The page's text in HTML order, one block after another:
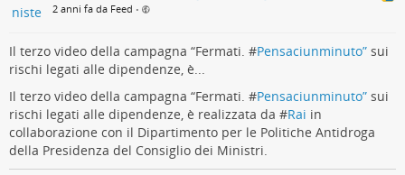
2 anni fa da Feed •
Il terzo video della campagna “Fermati. #Pensaciunminuto” sui
rischi legati alle dipendenze, è...
Il terzo video della campagna “Fermati. #Pensaciunminuto” sui
rischi legati alle dipendenze, è realizzata da #Rai in
collaborazione con il Dipartimento per le Politiche Antidroga
della Presidenza del Consiglio dei Ministri.